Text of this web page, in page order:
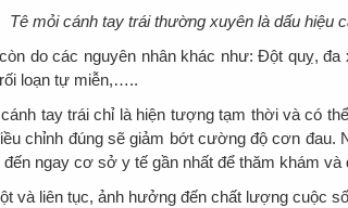
Tê mỏi cánh tay trái thường xuyên là dấu hiệu
do các nguyên nhân khác như: Đột quỵ,
loạn tự miễn,…..
tay trái chỉ là hiện tượng tạm thời và có
chỉnh đúng sẽ giảm bớt cường độ cơn đau.
ngay cơ sở y tế gần nhất để thăm khám và
và liên tục, ảnh hưởng đến chất lượng cuộc